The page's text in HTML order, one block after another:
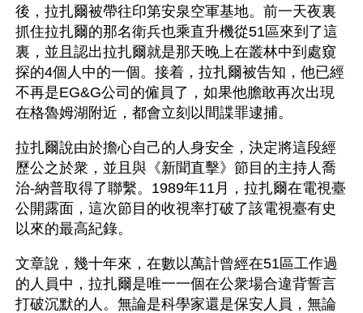
後，拉扎爾被帶往印第安泉空軍基地。前一天夜裏
抓住拉扎爾的那名衛兵也乘直升機從51區來到了這
裏，並且認出拉扎爾就是那天晚上在叢林中到處窺
探的4個人中的一個。接着，拉扎爾被告知，他已經
不再是EG&G公司的僱員了，如果他膽敢再次出現
在格魯姆湖附近，都會立刻以間諜罪逮捕。
拉扎爾說由於擔心自己的人身安全，決定將這段經
歷公之於衆，並且與《新聞直擊》節目的主持人喬
治-納普取得了聯繫。1989年11月，拉扎爾在電視臺
公開露面，這次節目的收視率打破了該電視臺有史
以來的最高紀錄。
文章說，幾十年來，在數以萬計曾經在51區工作過
的人員中，拉扎爾是唯一一個在公衆場合違背誓言
打破沉默的人。無論是科學家還是保安人員，無論